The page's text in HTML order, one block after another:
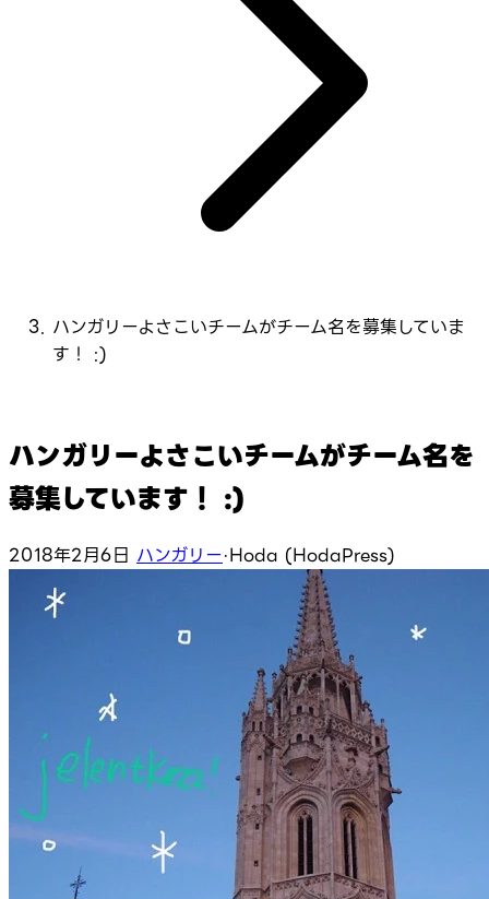
ハンガリーよさこいチームがチーム名を募集していま
す！ :)
ハンガリーよさこいチームがチーム名を
募集しています！ :)
2018年2月6日 ハンガリー·Hoda (HodaPress)